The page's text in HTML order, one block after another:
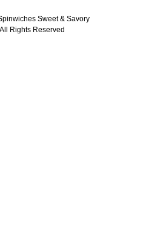
Sweet & Savory
| All Rights Reserved